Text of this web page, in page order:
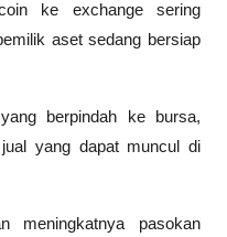
ke exchange sering
aset sedang bersiap
berpindah ke bursa,
yang dapat muncul di
meningkatnya pasokan